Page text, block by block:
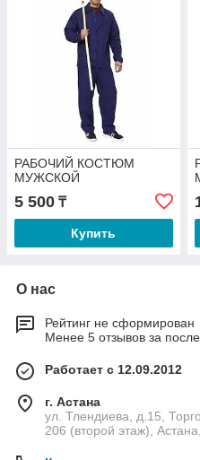
РАБОЧИЙ КОСТЮМ
МУЖСКОЙ
5 500 ₸
Купить
О нас
Рейтинг не сформирован
Менее 5 отзывов за
Работает с 12.09.2012
г. Астана
ул. Тлендиева, д.15,
206 (второй этаж),